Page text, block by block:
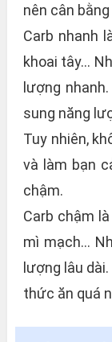
nên cân
Carb nhanh
khoai tây...
lượng
sung năng
Tuy nhiên,
và làm bạn
chậm.
Carb chậm
mì mạch...
lượng lâu
thức ăn quá